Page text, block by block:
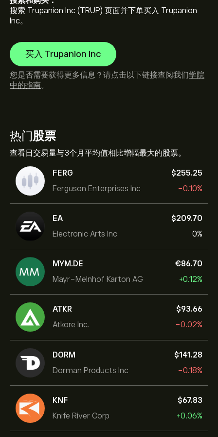
热门股票
查看日交易量与3个月平均值相比增幅最大的股票。
FERG
Ferguson Enterprises Inc
‎$‎255.25
-0.10%
EA
Electronic Arts Inc
‎$‎209.70
0%
MYM.DE
Mayr-Melnhof Karton AG
‎€‎86.70
+0.12%
ATKR
Atkore Inc.
‎$‎93.66
-0.02%
DORM
Dorman Products Inc
‎$‎141.28
-0.18%
KNF
Knife River Corp
‎$‎67.83
+0.06%
搜索 Trupanion Inc (TRUP) 页面并下单买入 Trupanion
Inc。
买入 Trupanion Inc
您是否需要获得更多信息？请点击以下链接查阅我们学院
中的指南。